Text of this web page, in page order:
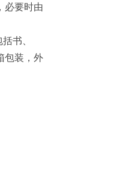
必要时由
书、
包装，外